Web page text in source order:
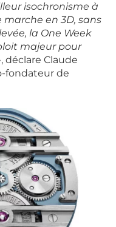
isochronisme à
en 3D, sans
la One Week
majeur pour
, déclare Claude
fondateur de